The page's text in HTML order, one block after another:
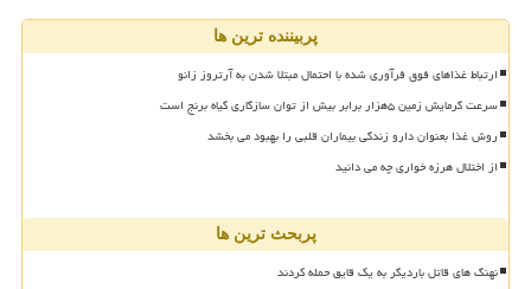
پربیننده ترین ها
ارتباط غذاهای فوق فرآوری شده با احتمال مبتلا شدن به آرتروز زانو
سرعت گرمایش زمین ۵هزار برابر بیش از توان سازگاری گیاه برنج است
روش غذا بعنوان دارو زندگی بیماران قلبی را بهبود می بخشد
از اختلال هرزه خواری چه می دانید
پربحث ترین ها
نهنگ های قاتل باردیگر به یک قایق حمله کردند